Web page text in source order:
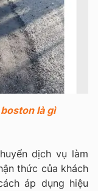
là gì
dịch vụ làm
thức của khách
áp dụng hiệu